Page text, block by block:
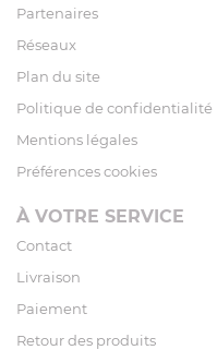
Partenaires
Réseaux
Plan du site
Politique de confidentialité
Mentions légales
Préférences cookies
À VOTRE SERVICE
Contact
Livraison
Paiement
Retour des produits